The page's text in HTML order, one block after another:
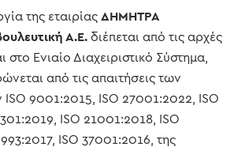
της εταιρίας ΔΗΜΗΤΡΑ
Α.Ε. διέπεται από τις αρχές
Ενιαίο Διαχειριστικό Σύστημα,
από τις απαιτήσεις των
9001:2015, ISO 27001:2022, ISO
ISO 21001:2018, ISO
ISO 37001:2016, της